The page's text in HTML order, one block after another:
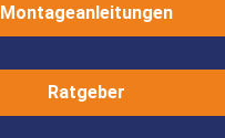
Montageanleitungen
Ratgeber